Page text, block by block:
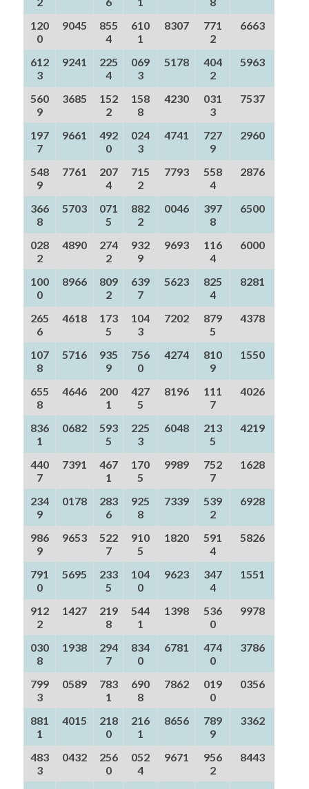
120
0
9045
855
4
610
1
8307
771
2
6663
612
3
9241
225
4
069
3
5178
404
2
5963
560
9
3685
152
2
158
8
4230
031
3
7537
197
7
9661
492
0
024
3
4741
727
9
2960
548
9
7761
207
4
715
2
7793
558
4
2876
366
8
5703
071
5
882
2
0046
397
8
6500
028
2
4890
274
2
932
9
9693
116
4
6000
100
0
8966
809
2
639
7
5623
825
4
8281
265
6
4618
173
5
104
3
7202
879
5
4378
107
8
5716
935
9
756
0
4274
810
9
1550
655
8
4646
200
1
427
5
8196
111
7
4026
836
1
0682
593
5
225
3
6048
213
5
4219
440
7
7391
467
1
170
5
9989
752
7
1628
234
9
0178
283
6
925
8
7339
539
2
6928
986
9
9653
522
7
910
5
1820
591
4
5826
791
0
5695
233
5
104
0
9623
347
4
1551
912
2
1427
219
8
544
1
1398
536
0
9978
030
8
1938
294
7
834
0
6781
474
0
3786
799
3
0589
783
1
690
8
7862
019
0
0356
881
1
4015
218
0
216
1
8656
789
9
3362
483
3
0432
256
0
052
4
9671
956
2
8443